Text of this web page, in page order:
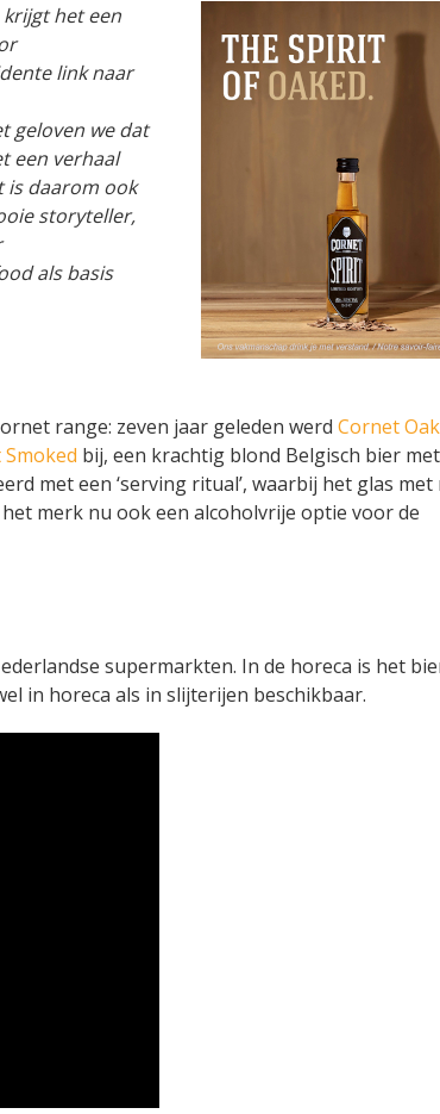
het een
link naar
geloven we dat
een verhaal
is daarom ook
storyteller,
als basis
range: zeven jaar geleden werd Cornet
bij, een krachtig blond Belgisch bier
met een ‘serving ritual’, waarbij het glas
merk nu ook een alcoholvrije optie voor de
supermarkten. In de horeca is het
in horeca als in slijterijen beschikbaar.